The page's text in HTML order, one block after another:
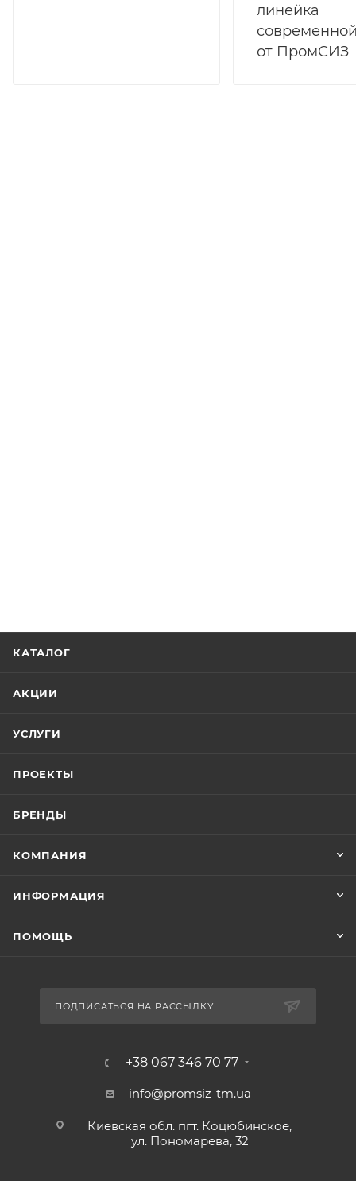
линейка
от ПромСИЗ
КАТАЛОГ
АКЦИИ
УСЛУГИ
ПРОЕКТЫ
БРЕНДЫ
КОМПАНИЯ
ИНФОРМАЦИЯ
ПОМОЩЬ
ПОДПИСАТЬСЯ НА РАССЫЛКУ
+38 067 346 70 77
info@promsiz-tm.ua
Киевская обл. пгт. Коцюбинское,
ул. Пономарева, 32